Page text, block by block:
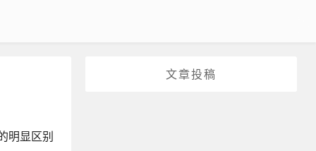
文章投稿
明显区别